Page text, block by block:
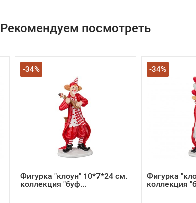
Рекомендуем посмотреть
-34%
Фигурка "клоун" 10*7*24 см.
коллекция "буф...
-34%
Фигурка
коллекция